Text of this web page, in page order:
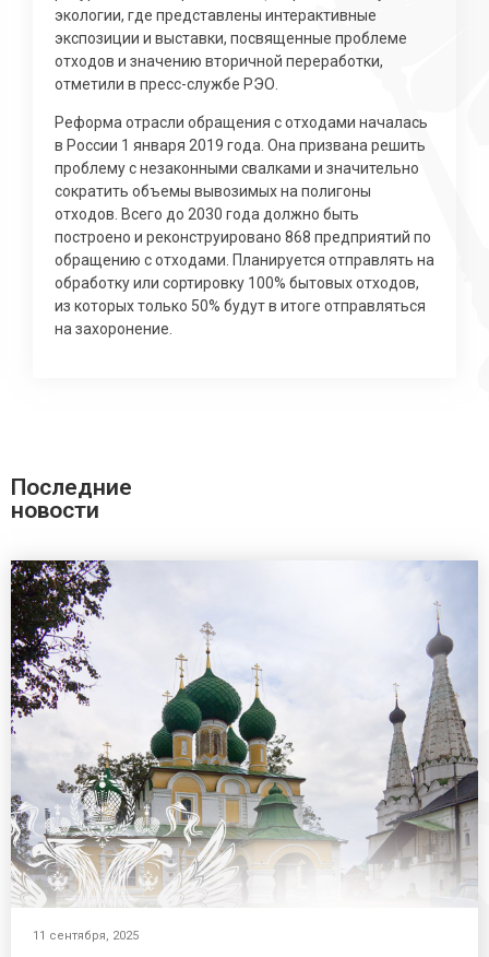
экологии, где представлены интерактивные
экспозиции и выставки, посвященные проблеме
отходов и значению вторичной переработки,
отметили в пресс-службе РЭО.
Реформа отрасли обращения с отходами началась
в России 1 января 2019 года. Она призвана решить
проблему с незаконными свалками и значительно
сократить объемы вывозимых на полигоны
отходов. Всего до 2030 года должно быть
построено и реконструировано 868 предприятий по
обращению с отходами. Планируется отправлять на
обработку или сортировку 100% бытовых отходов,
из которых только 50% будут в итоге отправляться
на захоронение.
Последние
новости
11 сентября, 2025